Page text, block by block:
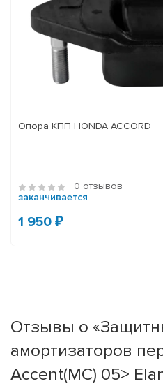
Опора КПП HONDA ACCORD
0 отзывов
заканчивается
1 950 ₽
Отзывы о
амортизаторов
Accent(MC) 05>